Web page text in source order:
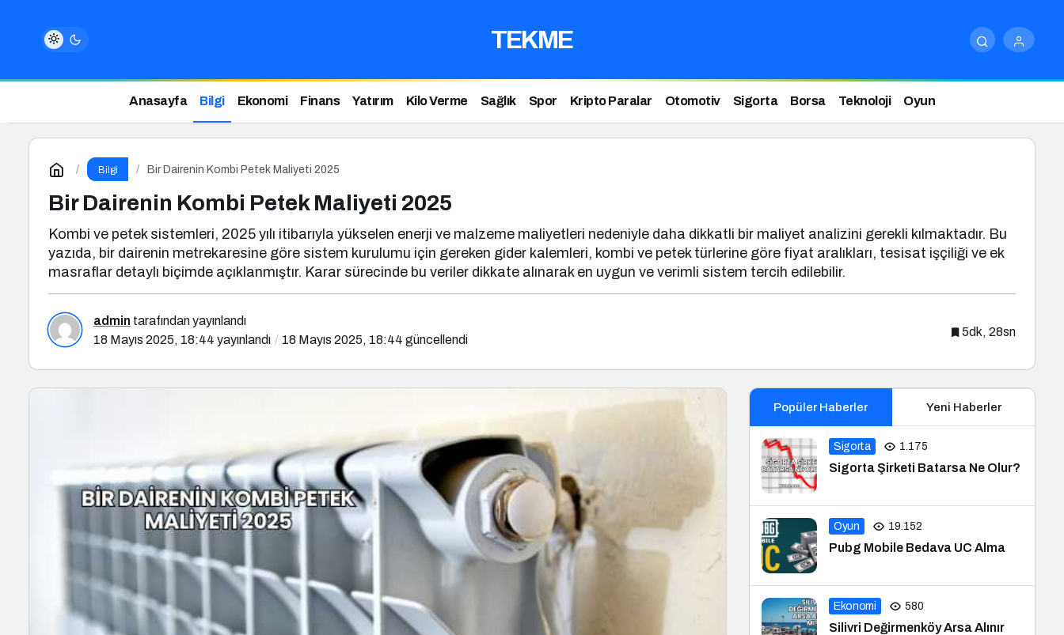
TEKME
Anasayfa Bilgi Ekonomi Finans Yatırım Kilo Verme Sağlık Spor Kripto Paralar Otomotiv Sigorta Borsa Teknoloji Oyun
Bilgi Bir Dairenin Kombi Petek Maliyeti 2025
Bir Dairenin Kombi Petek Maliyeti 2025
Kombi ve petek sistemleri, 2025 yılı itibarıyla yükselen enerji ve malzeme maliyetleri nedeniyle daha dikkatli bir maliyet analizini gerekli kılmaktadır. Bu
yazıda, bir dairenin metrekaresine göre sistem kurulumu için gereken gider kalemleri, kombi ve petek türlerine göre fiyat aralıkları, tesisat işçiliği ve ek
masraflar detaylı biçimde açıklanmıştır. Karar sürecinde bu veriler dikkate alınarak en uygun ve verimli sistem tercih edilebilir.
admin tarafından yayınlandı
18 Mayıs 2025, 18:44 yayınlandı 18 Mayıs 2025, 18:44 güncellendi
5dk, 28sn
Popüler Haberler Yeni Haberler
Sigorta 1.175
Sigorta Şirketi Batarsa Ne Olur?
Oyun 19.152
Pubg Mobile Bedava UC Alma
Ekonomi 580
Silivri Değirmenköy Arsa Alınır